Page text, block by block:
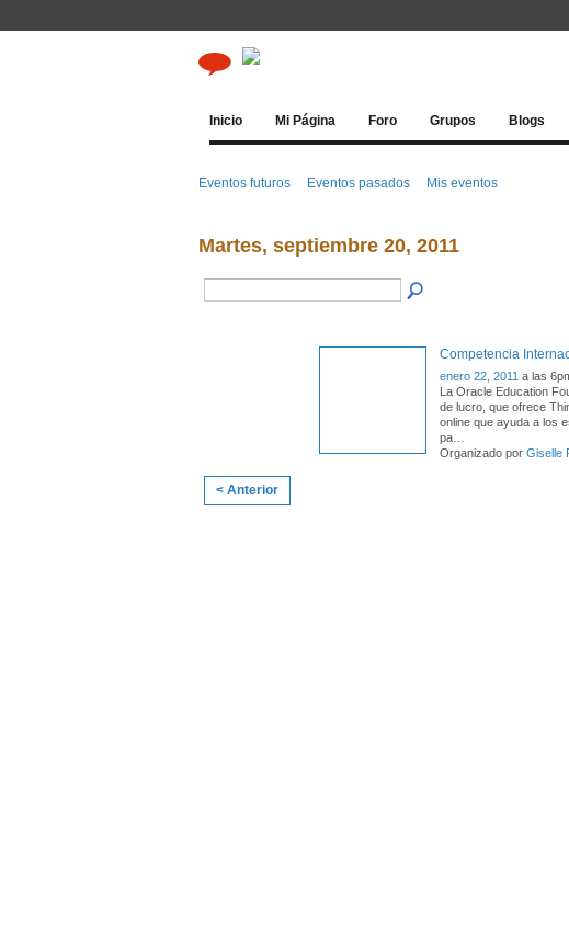
Inicio Mi Página Foro Grupos Blogs
Eventos futuros Eventos pasados Mis eventos
Martes, septiembre 20, 2011
Competencia
enero 22, 2011 a las
La Oracle Education
de lucro, que ofrece
online que ayuda a los
pa
Organizado por Giselle
< Anterior